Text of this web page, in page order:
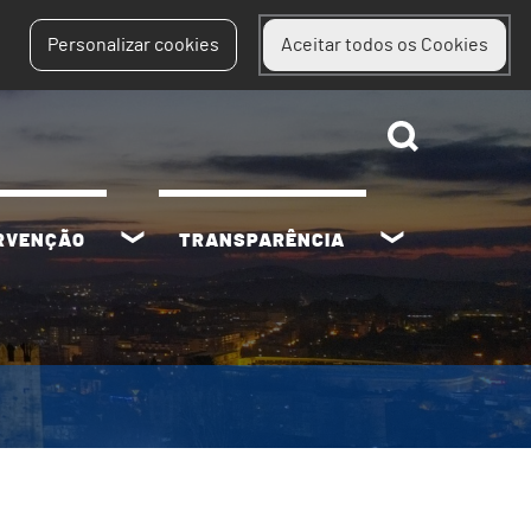
Personalizar cookies Aceitar todos os Cookies
TRANSPARÊNCIA